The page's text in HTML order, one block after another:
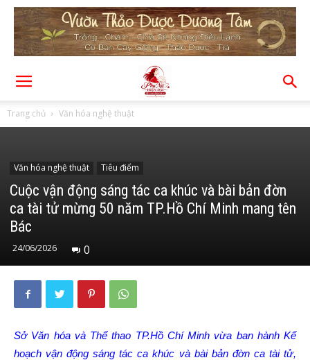
Trang chủ Văn hóa nghệ thuật
Văn hóa nghệ thuật Tiêu điểm
Cuộc vận động sáng tác ca khúc và bài bản đờn
ca tài tử mừng 50 năm TP.Hồ Chí Minh mang tên
Bác
24/06/2026 0
Sở Văn hóa và Thể thao TP.Hồ Chí Minh vừa ban hành Kế
hoạch vận động sáng tác ca khúc và bài bản đờn ca tài tử,